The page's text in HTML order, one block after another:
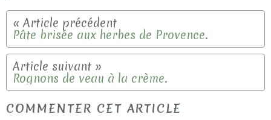
Pâte brisée aux herbes de Provence.
Rognons de veau à la crème.
COMMENTER CET ARTICLE